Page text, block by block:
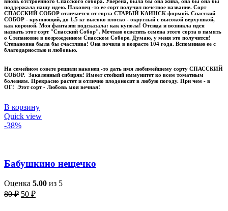
поддержала нашу идею. Наконец -то ее сорт получил почетное название. Сорт
СПАССКИЙ СОБОР отличается от сорта СТАРЫЙ КАИНСК формой. Спасский
СОБОР - крупнющий, до 1,5 кг высоко плоско - округлый с высокой верхушкой,
как короной. Моя фантазия подсказала: как купола! Отсюда и возникла идея
назвать этот сорт "Спасский Собор". Мечтаю осветить семена этого сорта в память
о Степановне в возрожденном Спасском Соборе. Думаю, у меня это получится!
Степановна была бы счастлива! Она почила в возрасте 104 года. Вспоминаю ее с
благодарностью и любовью.
На семейном совете решили наконец -то дать имя любимейшему сорту СПАССКИЙ
СОБОР. Закаленный сибиряк! Имеет стойкий иммунитет ко всем томатным
болезням. Прекрасно растет и отлично плодоносит в любую погоду. При чем - в
ОГ! Этот сорт - Любовь моя вечная!
В корзину
Quick view
-38%
Бабушкино нещечко
Оценка 5.00 из 5
80₽ Первоначальная
50 ₽Текущая